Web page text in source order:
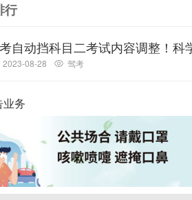
行
自动挡科目二考试内容调整！科
2023-08-28 驾考
务